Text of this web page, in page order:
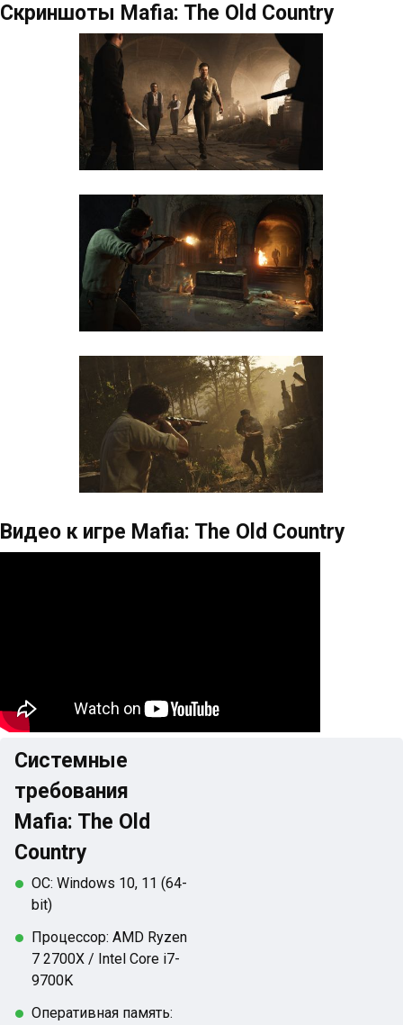
Скриншоты Mafia: The Old Country
Видео к игре Mafia: The Old Country
Системные
требования
Mafia: The Old
Country
ОС: Windows 10, 11 (64-
bit)
Процессор: AMD Ryzen
7 2700X / Intel Core i7-
9700K
Оперативная память: